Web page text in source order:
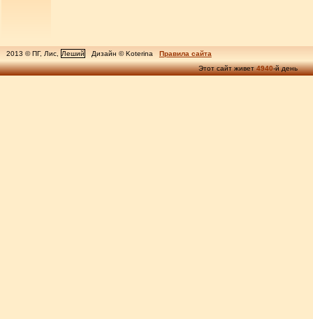
2013 © ПГ, Лис, Леший Дизайн © Koterina
Правила сайта
Этот сайт живет4940-й день